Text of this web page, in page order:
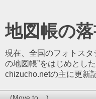
地図帳の
現在、全国のフォトス
の地図帳”をはじめとし
chizucho.netの主に更新